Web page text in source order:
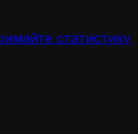
статистику